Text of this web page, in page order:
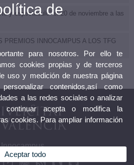
y espectáculo” el 20 de noviembre a las
PREMIOS INNOCAMPUS A LOS TFG
Innocampus
de
para nosotros. Por ello te
cookies propias y de terceros
uso y medición de nuestra página
contenidos,así como
a las redes sociales o analizar
continuar acepta o modifica la
cookies. Para ampliar información
Aceptar todo